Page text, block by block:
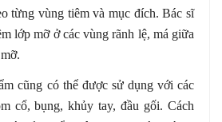
từng vùng tiêm và mục đích. Bác sĩ
lớp mỡ ở các vùng rãnh lệ, má giữa
cũng có thể được sử dụng với các
cổ, bụng, khủy tay, đầu gối. Cách